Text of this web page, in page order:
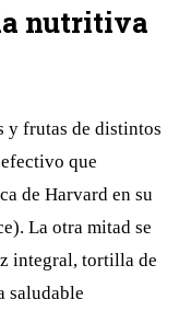
nutritiva
y frutas de distintos
que
de Harvard en su
). La otra mitad se
integral, tortilla de
saludable